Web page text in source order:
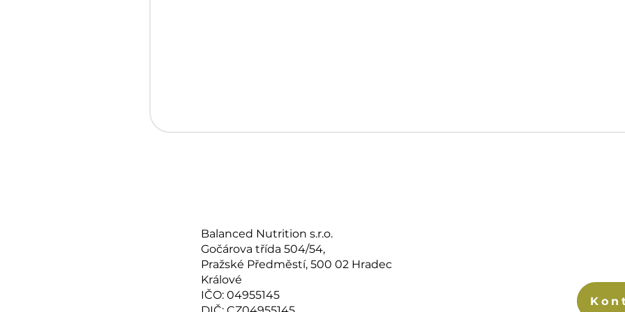
Balanced Nutrition s.r.o.
Gočárova třída 504/54,
Pražské Předměstí, 500 02 Hradec
Králové
IČO: 04955145